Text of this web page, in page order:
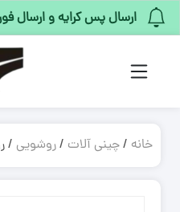
ارسال پس کرایه و ارسال
خانه /چینی آلات /روشویی /